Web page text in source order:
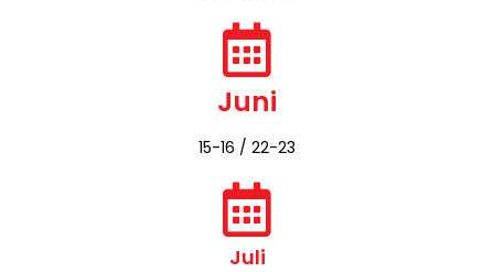
Juni
15-16 / 22-23
Juli